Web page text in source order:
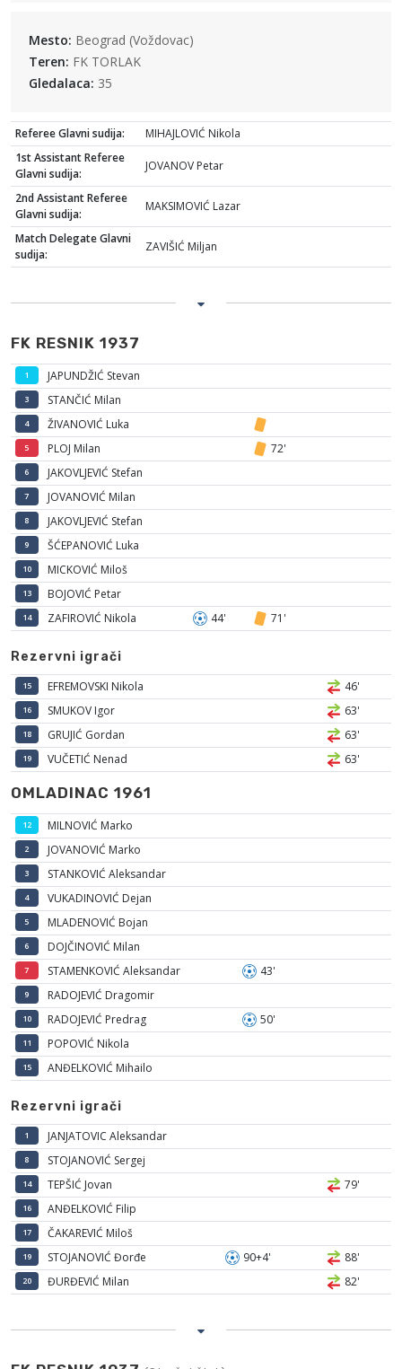
Mesto: Beograd (Voždovac)
Teren: FK TORLAK
Gledalaca: 35
Referee Glavni sudija:
MIHAJLOVIĆ Nikola
1st Assistant Referee
Glavni sudija:
JOVANOV Petar
2nd Assistant Referee
Glavni sudija:
MAKSIMOVIĆ Lazar
Match Delegate Glavni
sudija:
ZAVIŠIĆ Miljan
FK RESNIK 1937
1 JAPUNDŽIĆ Stevan
3 STANČIĆ Milan
4 ŽIVANOVIĆ Luka
5 PLOJ Milan 72'
6 JAKOVLJEVIĆ Stefan
7 JOVANOVIĆ Milan
8 JAKOVLJEVIĆ Stefan
9 ŠĆEPANOVIĆ Luka
10 MICKOVIĆ Miloš
13 BOJOVIĆ Petar
14 ZAFIROVIĆ Nikola 44' 71'
Rezervni igrači
15 EFREMOVSKI Nikola 46'
16 SMUKOV Igor 63'
18 GRUJIĆ Gordan 63'
19 VUČETIĆ Nenad 63'
OMLADINAC 1961
12 MILNOVIĆ Marko
2 JOVANOVIĆ Marko
3 STANKOVIĆ Aleksandar
4 VUKADINOVIĆ Dejan
5 MLADENOVIĆ Bojan
6 DOJČINOVIĆ Milan
7 STAMENKOVIĆ Aleksandar 43'
9 RADOJEVIĆ Dragomir
10 RADOJEVIĆ Predrag 50'
11 POPOVIĆ Nikola
15 ANĐELKOVIĆ Mihailo
Rezervni igrači
1 JANJATOVIC Aleksandar
8 STOJANOVIĆ Sergej
14 TEPŠIĆ Jovan 79'
16 ANĐELKOVIĆ Filip
17 ČAKAREVIĆ Miloš
19 STOJANOVIĆ Đorđe 90+4' 88'
20 ĐURĐEVIĆ Milan 82'